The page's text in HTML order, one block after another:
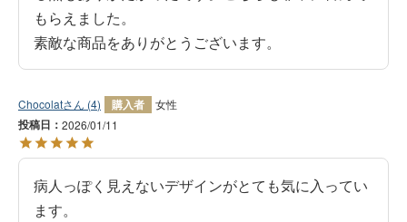
もらえました。
素敵な商品をありがとうございます。
Chocolat 4 購入者 女性
投稿日 2026/01/11
病人っぽく見えないデザインがとても気に入ってい
ます。